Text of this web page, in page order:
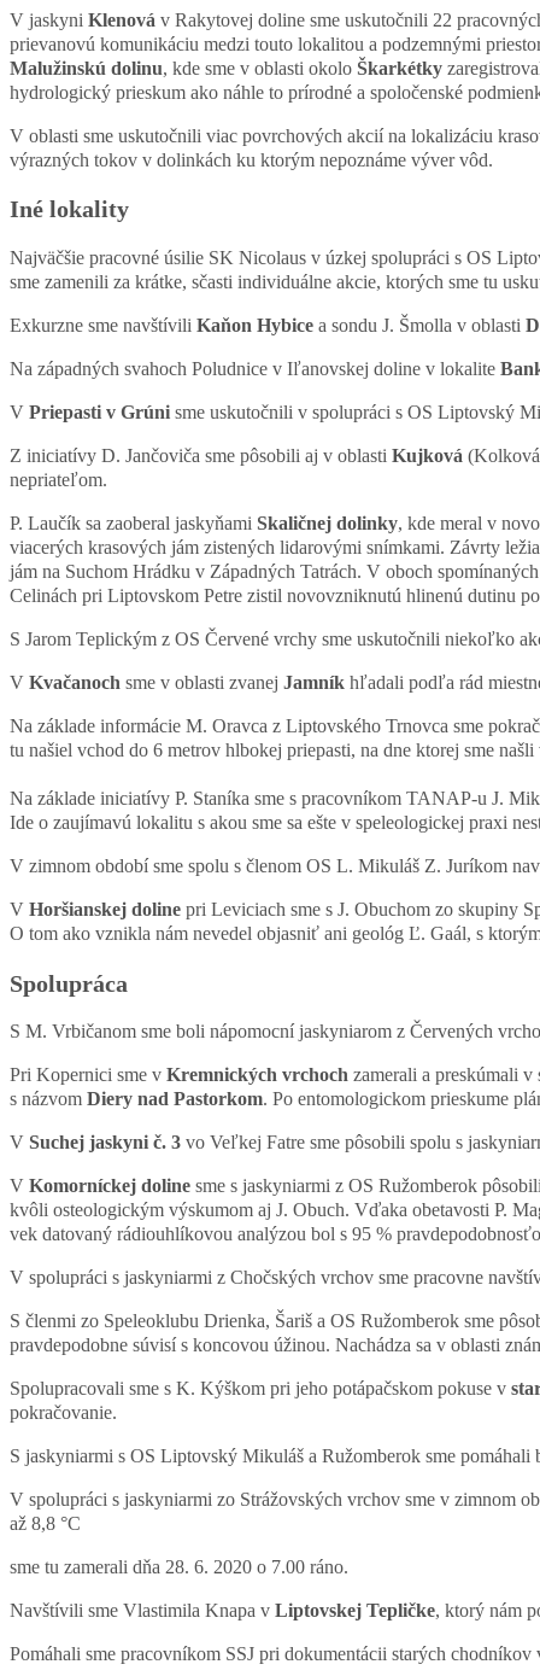
V jaskyni Klenová v Rakytovej doline sme uskutočnili 22
prievanovú komunikáciu medzi touto lokalitou a podzemnými
Malužinskú dolinu, kde sme v oblasti okolo Škarkétky
hydrologický prieskum ako náhle to prírodné a spoločenské
V oblasti sme uskutočnili viac povrchových akcií na lokalizáciu
výrazných tokov v dolinkách ku ktorým nepoznáme výver vôd.
Iné lokality
Najväčšie pracovné úsilie SK Nicolaus v úzkej spolupráci s OS
sme zamenili za krátke, sčasti individuálne akcie, ktorých sme tu
Exkurzne sme navštívili Kaňon Hybice a sondu J. Šmolla v oblasti
Na západných svahoch Poludnice v Iľanovskej doline v lokalite
V Priepasti v Grúni sme uskutočnili v spolupráci s OS Liptovský
Z iniciatívy D. Jančoviča sme pôsobili aj v oblasti Kujková
nepriateľom.
P. Laučík sa zaoberal jaskyňami Skaličnej dolinky, kde meral v
viacerých krasových jám zistených lidarovými snímkami. Závrty
jám na Suchom Hrádku v Západných Tatrách. V oboch
Celinách pri Liptovskom Petre zistil novovzniknutú hlinenú dutinu
S Jarom Teplickým z OS Červené vrchy sme uskutočnili niekoľko
V Kvačanoch sme v oblasti zvanej Jamník hľadali podľa rád
Na základe informácie M. Oravca z Liptovského Trnovca sme
tu našiel vchod do 6 metrov hlbokej priepasti, na dne ktorej sme
Na základe iniciatívy P. Staníka sme s pracovníkom TANAP-u J.
Ide o zaujímavú lokalitu s akou sme sa ešte v speleologickej praxi
V zimnom období sme spolu s členom OS L. Mikuláš Z. Juríkom
V Horšianskej doline pri Leviciach sme s J. Obuchom zo skupiny
O tom ako vznikla nám nevedel objasniť ani geológ Ľ. Gaál, s
Spolupráca
S M. Vrbičanom sme boli nápomocní jaskyniarom z Červených
Pri Kopernici sme v Kremnických vrchoch zamerali a preskúmali
s názvom Diery nad Pastorkom. Po entomologickom prieskume
V Suchej jaskyni č. 3 vo Veľkej Fatre sme pôsobili spolu s
V Komorníckej doline sme s jaskyniarmi z OS Ružomberok
kvôli osteologickým výskumom aj J. Obuch. Vďaka obetavosti P.
vek datovaný rádiouhlíkovou analýzou bol s 95 %
V spolupráci s jaskyniarmi z Chočských vrchov sme pracovne
S členmi zo Speleoklubu Drienka, Šariš a OS Ružomberok sme
pravdepodobne súvisí s koncovou úžinou. Nachádza sa v oblasti
Spolupracovali sme s K. Kýškom pri jeho potápačskom pokuse v
pokračovanie.
S jaskyniarmi s OS Liptovský Mikuláš a Ružomberok sme
V spolupráci s jaskyniarmi zo Strážovských vrchov sme v zimnom
až 8,8 °C
sme tu zamerali dňa 28. 6. 2020 o 7.00 ráno.
Navštívili sme Vlastimila Knapa v Liptovskej Tepličke, ktorý nám
Pomáhali sme pracovníkom SSJ pri dokumentácii starých